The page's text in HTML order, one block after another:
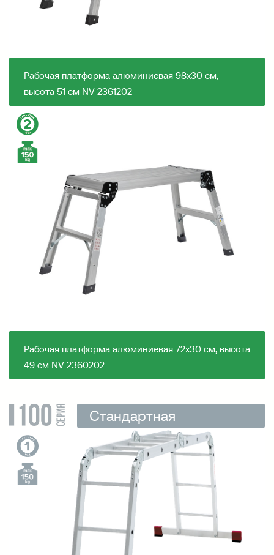
Рабочая платформа алюминиевая 98х30 см,
высота 51 см NV 2361202
Рабочая платформа алюминиевая 72х30 см, высота
49 см NV 2360202
Стандартная